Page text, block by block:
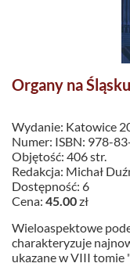
Organy na
Wydanie: Katowice
Numer: ISBN: 978-
Objętość: 406 str.
Redakcja: Michał
Dostępność: 6
Cena: 45.00zł
Wieloaspektowe
charakteryzuje
ukazane w VIII tomie